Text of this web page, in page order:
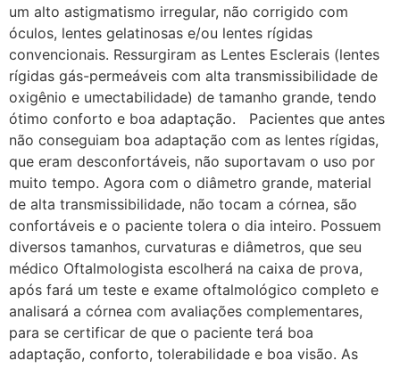
um alto astigmatismo irregular, não corrigido com
óculos, lentes gelatinosas e/ou lentes rígidas
convencionais. Ressurgiram as Lentes Esclerais (lentes
rígidas gás-permeáveis com alta transmissibilidade de
oxigênio e umectabilidade) de tamanho grande, tendo
ótimo conforto e boa adaptação. Pacientes que antes
não conseguiam boa adaptação com as lentes rígidas,
que eram desconfortáveis, não suportavam o uso por
muito tempo. Agora com o diâmetro grande, material
de alta transmissibilidade, não tocam a córnea, são
confortáveis e o paciente tolera o dia inteiro. Possuem
diversos tamanhos, curvaturas e diâmetros, que seu
médico Oftalmologista escolherá na caixa de prova,
após fará um teste e exame oftalmológico completo e
analisará a córnea com avaliações complementares,
para se certificar de que o paciente terá boa
adaptação, conforto, tolerabilidade e boa visão. As